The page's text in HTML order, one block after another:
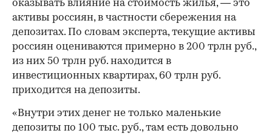
оказывать влияние на стоимость жилья, — это
активы россиян, в частности сбережения на
депозитах. По словам эксперта, текущие активы
россиян оцениваются примерно в 200 трлн руб.,
из них 50 трлн руб. находится в
инвестиционных квартирах, 60 трлн руб.
приходится на депозиты.
«Внутри этих денег не только маленькие
депозиты по 100 тыс. руб., там есть довольно